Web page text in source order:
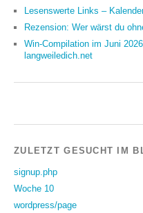
Lesenswerte Links –
Rezension: Wer wärst du
Win-Compilation im Juni
langweiledich.net
ZULETZT GESUCHT IM
signup.php
Woche 10
wordpress/page